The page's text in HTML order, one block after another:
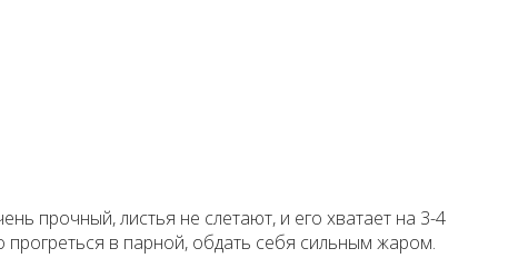
прочный, листья не слетают, и его хватает на 3-4
в парной, обдать себя сильным жаром.